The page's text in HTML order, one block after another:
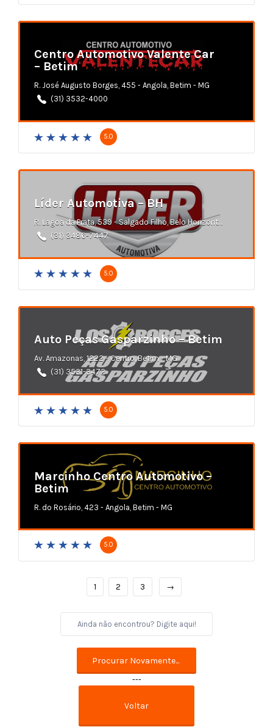
Centro Automotivo Valente Car
– Betim
R. José Augusto Borges, 455 - Angola, Betim - MG
(31) 3532-4000
5.0
Líder Automotiva – BH
R. Lagoa da Prata, 539 - Salgado Filho, Belo Horizonte - MG
(31) 3486-7447
5.0
Auto Peças Gasparzinho – Betim
Av. Amazonas, 1222 - Centro, Betim - MG
(31) 3531-3472
5.0
Marcinho Centro Automotivo –
Betim
R. do Rosário, 423 - Angola, Betim - MG
5.0
1 2 3 →
---